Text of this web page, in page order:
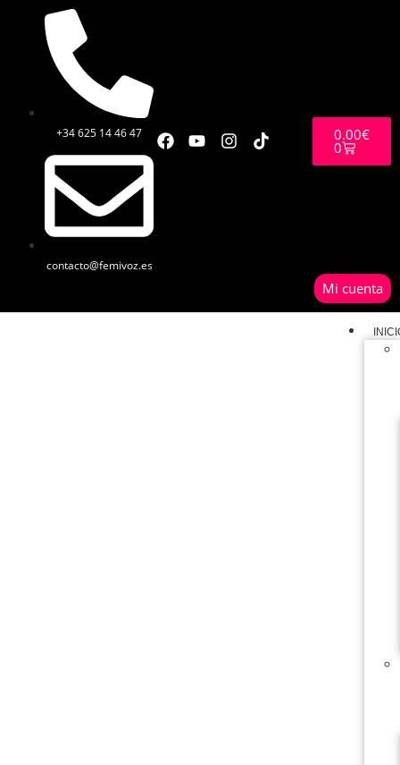
+34 625 14 46 47
contacto@femivoz.es
0.00€
0
Mi cuenta